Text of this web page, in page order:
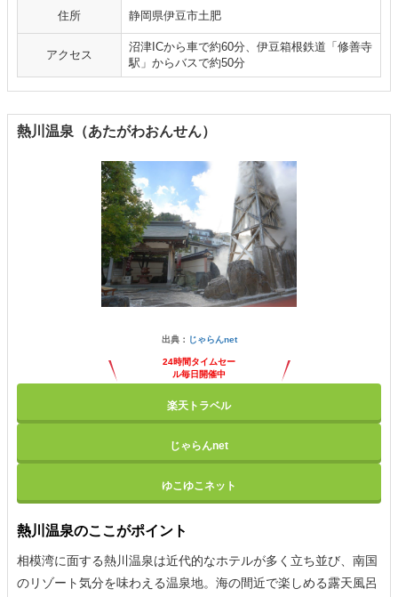
住所 静岡県伊豆市土肥
アクセス
沼津ICから車で約60分、伊豆箱根鉄道「修善寺
駅」からバスで約50分
熱川温泉（あたがわおんせん）
出典： じゃらんnet
24時間タイムセー
ル毎日開催中
楽天トラベル
じゃらんnet
ゆこゆこネット
熱川温泉のここがポイント
相模湾に面する熱川温泉は近代的なホテルが多く立ち並び、南国
のリゾート気分を味わえる温泉地。海の間近で楽しめる露天風呂